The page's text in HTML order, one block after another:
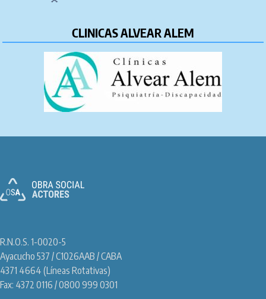
CLINICAS ALVEAR ALEM
R.N.O.S. 1-0020-5
Ayacucho 537 / C1026AAB / CABA
4371 4664 (Líneas Rotativas)
Fax: 4372 0116 / 0800 999 0301